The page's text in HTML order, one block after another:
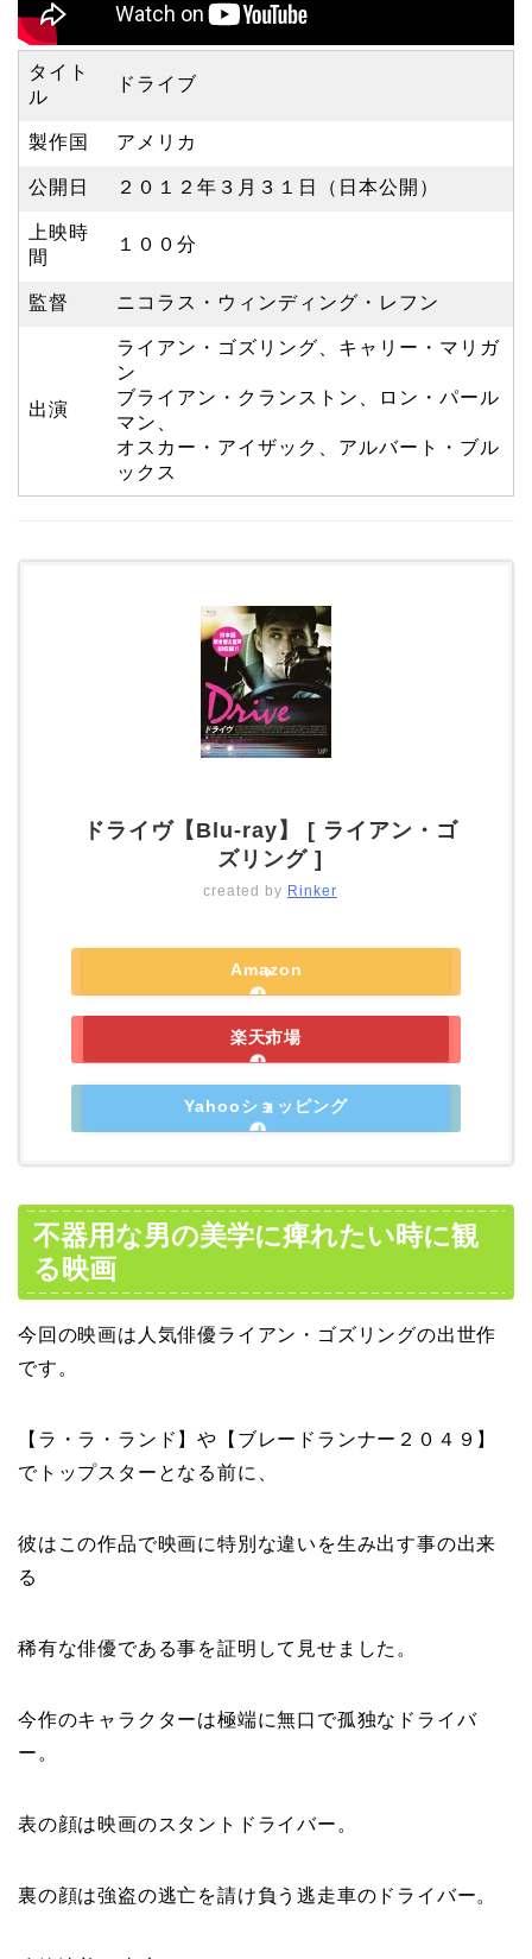
タイト
ル
ドライブ
製作国 アメリカ
公開日 ２０１２年３月３１日（日本公開）
上映時
間
１００分
監督 ニコラス・ウィンディング・レフン
出演
ライアン・ゴズリング、キャリー・マリガ
ン
ブライアン・クランストン、ロン・パール
マン、
オスカー・アイザック、アルバート・ブル
ックス
ドライヴ【Blu-ray】 [ ライアン・ゴ
ズリング ]
created by Rinker
Amazon
楽天市場
Yahooショッピング
不器用な男の美学に痺れたい時に観
る映画
今回の映画は人気俳優ライアン・ゴズリングの出世作
です。
【ラ・ラ・ランド】や【ブレードランナー２０４９】
でトップスターとなる前に、
彼はこの作品で映画に特別な違いを生み出す事の出来
る
稀有な俳優である事を証明して見せました。
今作のキャラクターは極端に無口で孤独なドライバ
ー。
表の顔は映画のスタントドライバー。
裏の顔は強盗の逃亡を請け負う逃走車のドライバー。